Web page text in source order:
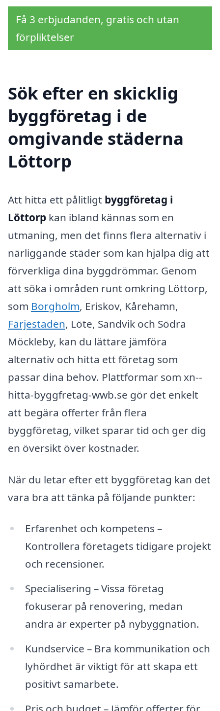
Få 3 erbjudanden, gratis och utan
förpliktelser
Sök efter en skicklig
byggföretag i de
omgivande städerna
Löttorp
Att hitta ett pålitligt byggföretag i
Löttorp kan ibland kännas som en
utmaning, men det finns flera alternativ i
närliggande städer som kan hjälpa dig att
förverkliga dina byggdrömmar. Genom
att söka i områden runt omkring Löttorp,
som Borgholm, Eriskov, Kårehamn,
Färjestaden, Löte, Sandvik och Södra
Möckleby, kan du lättare jämföra
alternativ och hitta ett företag som
passar dina behov. Plattformar som xn--
hitta-byggfretag-wwb.se gör det enkelt
att begära offerter från flera
byggföretag, vilket sparar tid och ger dig
en översikt över kostnader.
När du letar efter ett byggföretag kan det
vara bra att tänka på följande punkter:
Erfarenhet och kompetens –
Kontrollera företagets tidigare projekt
och recensioner.
Specialisering – Vissa företag
fokuserar på renovering, medan
andra är experter på nybyggnation.
Kundservice – Bra kommunikation och
lyhördhet är viktigt för att skapa ett
positivt samarbete.